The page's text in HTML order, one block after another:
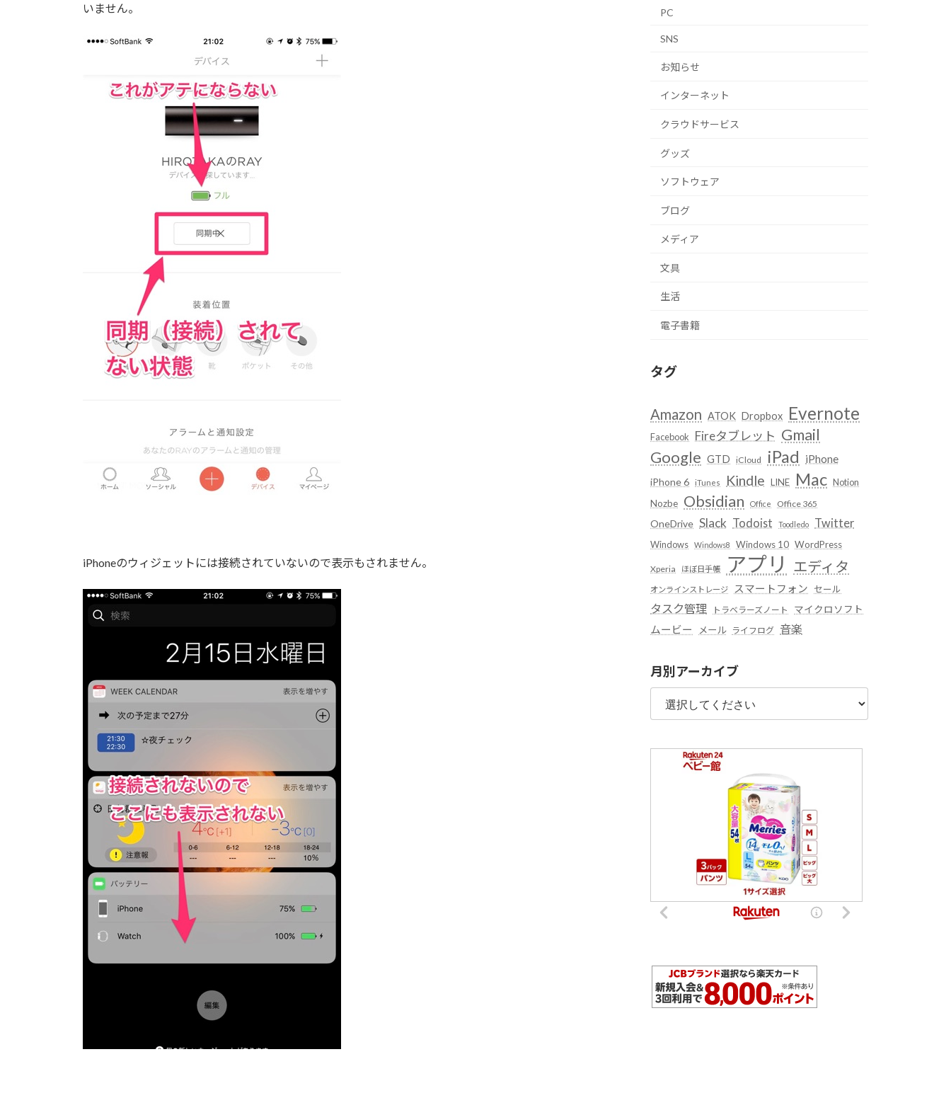
いません。
iPhoneのウィジェットには接続されていないので表示もされません。
PC
SNS
お知らせ
インターネット
クラウドサービス
グッズ
ソフトウェア
ブログ
メディア
文具
生活
電子書籍
タグ
Amazon ATOK Dropbox Evernote
Facebook Fireタブレット Gmail
Google GTD iCloud iPad iPhone
iPhone 6 iTunes Kindle LINE Mac Notion
Nozbe Obsidian Office Office 365
OneDrive Slack Todoist Toodledo Twitter
Windows Windows8 Windows 10 WordPress
Xperia ほぼ日手帳 アプリ エディタ
オンラインストレージ スマートフォン セール
タスク管理 トラベラーズノート マイクロソフト
ムービー メール ライフログ 音楽
月別アーカイブ